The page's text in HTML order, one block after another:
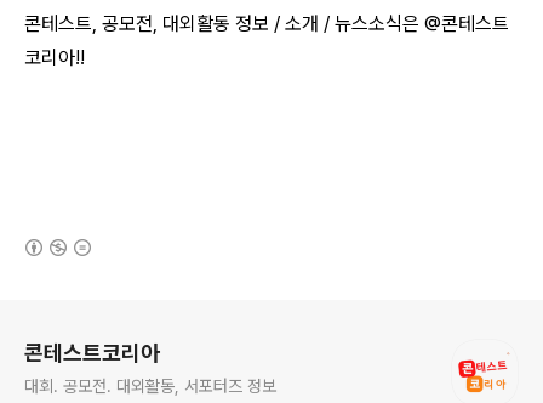
콘테스트, 공모전, 대외활동 정보 / 소개 / 뉴스소식은 @콘테스트
코리아!!
콘테스트코리아
대회. 공모전. 대외활동, 서포터즈 정보